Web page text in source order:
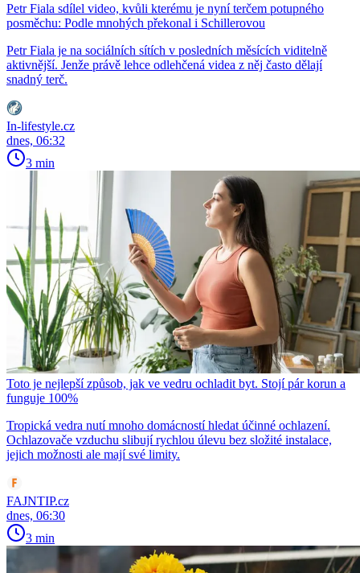
Petr Fiala sdílel video, kvůli kterému je nyní terčem potupného
posměchu: Podle mnohých překonal i Schillerovou
Petr Fiala je na sociálních sítích v posledních měsících viditelně
aktivnější. Jenže právě lehce odlehčená videa z něj často dělají
snadný terč.
In-lifestyle.cz
dnes, 06:32
3 min
Toto je nejlepší způsob, jak ve vedru ochladit byt. Stojí pár korun a
funguje 100%
Tropická vedra nutí mnoho domácností hledat účinné ochlazení.
Ochlazovače vzduchu slibují rychlou úlevu bez složité instalace,
jejich možnosti ale mají své limity.
FAJNTIP.cz
dnes, 06:30
3 min